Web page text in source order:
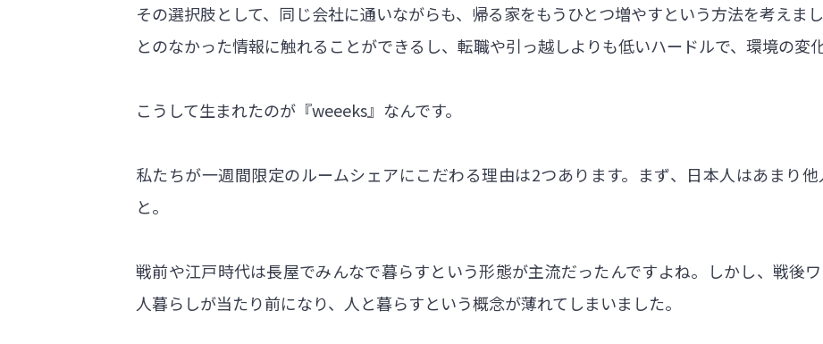
その選択肢として、同じ会社に通いながらも、帰る家をもうひとつ増やすという方法を考えま
とのなかった情報に触れることができるし、転職や引っ越しよりも低いハードルで、環境の変
こうして生まれたのが『weeeks』なんです。
私たちが一週間限定のルームシェアにこだわる理由は2つあります。まず、日本人はあまり
と。
戦前や江戸時代は長屋でみんなで暮らすという形態が主流だったんですよね。しかし、戦後
人暮らしが当たり前になり、人と暮らすという概念が薄れてしまいました。